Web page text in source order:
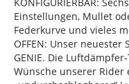
Einstellungen, Mullet
Federkurve und vieles
OFFEN: Unser
GENIE. Die
Wünsche unserer